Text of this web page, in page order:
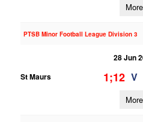
More
PTSB Minor Football League Division 3
28 Jun
St Maurs
1;12 V
More